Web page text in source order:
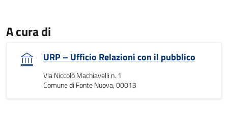
A cura di
URP – Ufficio Relazioni con il pubblico
Via Niccolò Machiavelli n. 1
Comune di Fonte Nuova, 00013